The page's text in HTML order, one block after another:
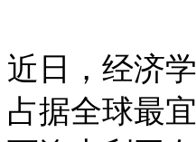
近日，经济
占据全球最